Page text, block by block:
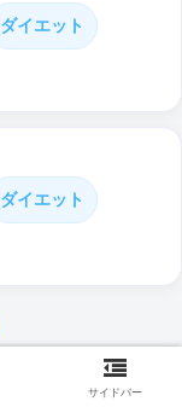
ダイエット
ダイエット
サイドバー